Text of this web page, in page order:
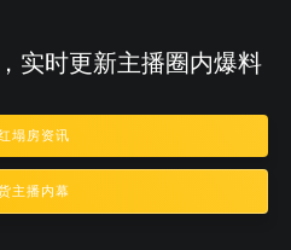
实时更新主播圈内爆料
塌房资讯
主播内幕